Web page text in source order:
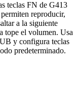
teclas FN de G413
reproducir,
a la siguiente
tope el volumen. Usa
y configura teclas
predeterminado.